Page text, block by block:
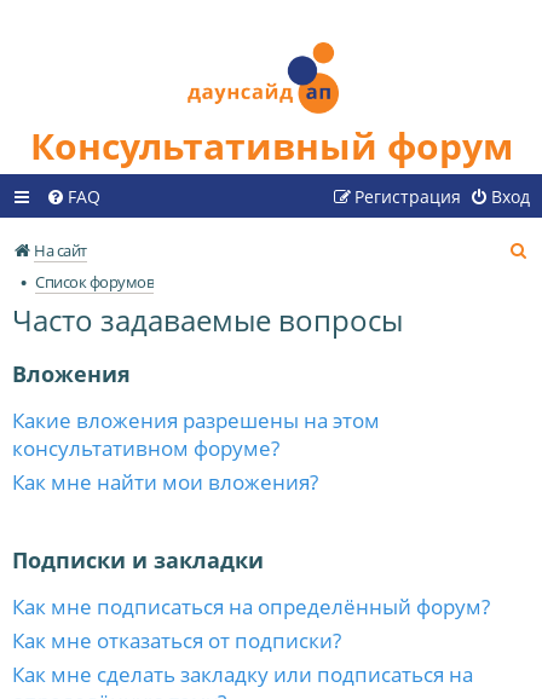
Консультативный форум
FAQ Вход
Регистрация
На сайт
Список форумов
Часто задаваемые вопросы
Вложения
Какие вложения разрешены на этом
консультативном форуме?
Как мне найти мои вложения?
Подписки и закладки
Как мне подписаться на определённый форум?
Как мне отказаться от подписки?
Как мне сделать закладку или подписаться на